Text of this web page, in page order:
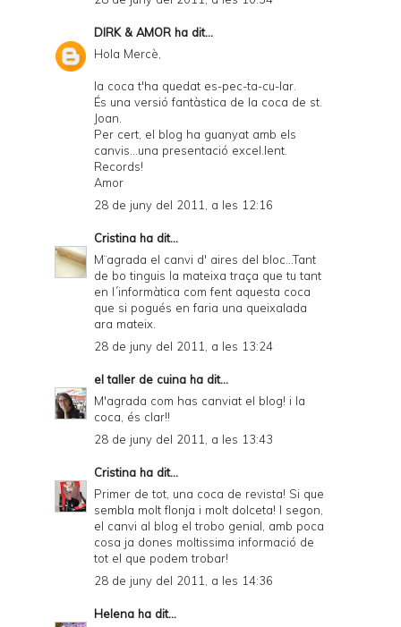
DIRK & AMOR ha dit...
Hola Mercè,
la coca t'ha quedat es-pec-ta-cu-lar.
És una versió fantàstica de la coca de st.
Joan.
Per cert, el blog ha guanyat amb els
canvis...una presentació excel.lent.
Records!
Amor
28 de juny del 2011, a les 12:16
Cristina ha dit...
M¨agrada el canvi d' aires del bloc...Tant
de bo tinguis la mateixa traça que tu tant
en l´informàtica com fent aquesta coca
que si pogués en faria una queixalada
ara mateix.
28 de juny del 2011, a les 13:24
el taller de cuina ha dit...
M'agrada com has canviat el blog! i la
coca, és clar!!
28 de juny del 2011, a les 13:43
Cristina ha dit...
Primer de tot, una coca de revista! Si que
sembla molt flonja i molt dolceta! I segon,
el canvi al blog el trobo genial, amb poca
cosa ja dones moltissima informació de
tot el que podem trobar!
28 de juny del 2011, a les 14:36
Helena ha dit...